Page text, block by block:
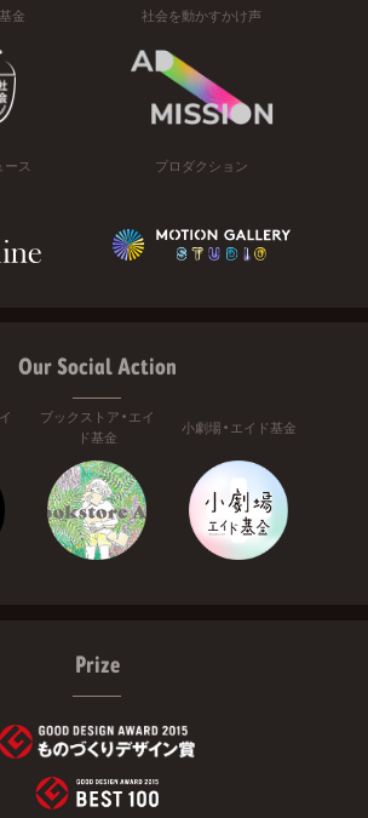
金 社会を動かすかけ声
ース プロダクション
Our Social Action
ブックストア・エイ
ド基金
小劇場・エイド基金
Prize